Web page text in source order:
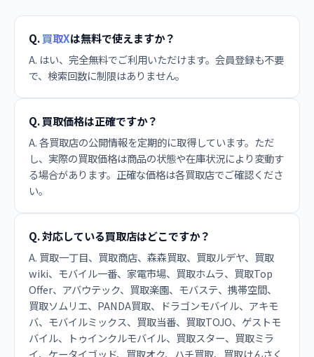
Q.買取Xは無料で使えますか？
A. はい、完全無料でご利用いただけます。会員登録も不要
で、検索回数に制限はありません。
Q. 買取価格は正確ですか？
A. 各買取店の公開情報を定期的に取得しています。ただ
し、実際の買取価格は商品の状態や在庫状況により変動す
る場合があります。正確な価格は各買取店でご確認くださ
い。
Q. 対応している買取店はどこですか？
A. 買取一丁目、買取商店、森森買取、買取ルデヤ、買取
wiki、モバイル一番、家電市場、買取ホムラ、買取Top
Offer、アバウテック、買取楽園、モバステ、携帯空間、
買取ソムリエ、PANDA買取、ドラゴンモバイル、アキモ
バ、モバイルミックス、買取当番、買取TOJO、ゲストモ
バイル、トゥインクルモバイル、買取スター、買取ミラ
イ、ケータイゴッド、買取オク、ハチ買取、買取けんさく